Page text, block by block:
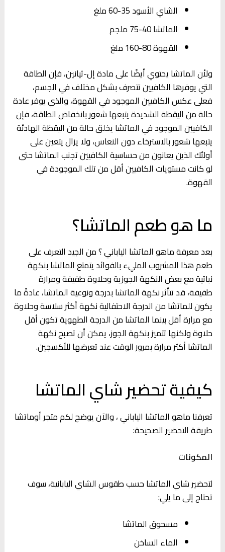
الشاي الأسود 35-60 ملغ
الماتشا 40-75 ملجم
القهوة 80-160 ملغ
ولأن الماتشا يحتوي أيضًا على مادة إل-ثيانين، فإن الطاقة
التي يوفرها الكافيين تتصرف بشكل مختلف في الجسم،
فعلى عكس الكافيين الموجود في القهوة، والذي يوفر عادة
حالة من اليقظة الشديدة يتبعها شعور بانخفاض الطاقة، فإن
الكافيين الموجود في الماتشا يخلق حالة من اليقظة الهادئة
يتبعها شعور بالاسترخاء دون النعاس، ولا يزال يتعين على
أولئك الذين يعانون من حساسية الكافيين تجنب الماتشا حتى
لو كانت مستويات الكافيين أقل من تلك الموجودة في
القهوة.
ما هو طعم الماتشا؟
بعد معرفة ماهو الماتشا الياباني ؟ من الجيد التعرف على
طعم هذا المشروب المليء بالفوائد يتمتع الماتشا بنكهة
نباتية مع بعض النكهة الجوزية وحلاوة طفيفة ومرارة
طفيفة، قد تتأثر نكهة الماتشا بدرجة ونوعية الماتشا، عادةً ما
يكون للماتشا من الدرجة الاحتفالية نكهة أكثر سلاسة وحلاوة
مع مرارة أقل بينما الماتشا من الدرجة الطهوية تكون أقل
حلاوة ولكنها تتميز بنكهة الجوز، يمكن أن تصبح نكهة
الماتشا أكثر مرارة بمرور الوقت عند تعرضها للأكسجين.
كيفية تحضير شاي الماتشا
تعرفنا ماهو الماتشا الياباني ، والآن يوضح لكم متجر أوماتشا
طريقة التحضير الصحيحة:
المكونات
لتحضير شاي الماتشا حسب طقوس الشاي اليابانية، سوف
تحتاج إلى ما يلي:
مسحوق الماتشا
الماء الساخن